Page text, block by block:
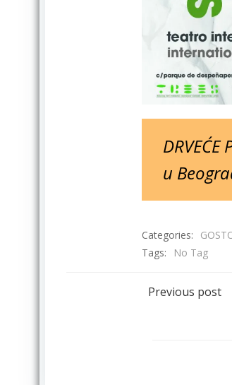
u
Categories:
Tags:
No Tag
Post
Previous post